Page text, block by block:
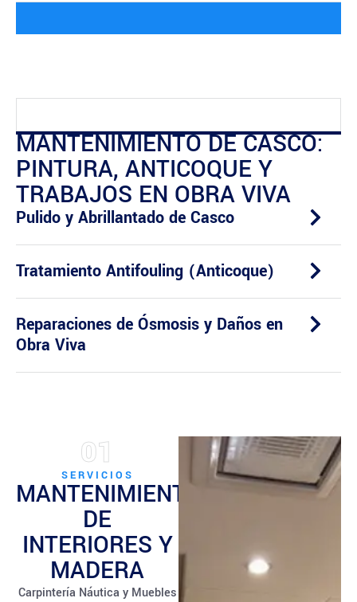
MANTENIMIENTO DE CASCO:
PINTURA, ANTICOQUE Y
TRABAJOS EN OBRA VIVA
Pulido y Abrillantado de Casco
Tratamiento Antifouling (Anticoque)
Reparaciones de Ósmosis y Daños en
Obra Viva
01
SERVICIOS
MANTENIMIENTO
DE
INTERIORES Y
MADERA
Carpintería Náutica y Muebles